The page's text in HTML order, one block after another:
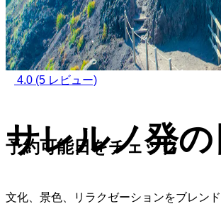
4.0 (5 レビュー)
サレルノ発
文化、景色、リラクゼーションをブレン
予約可能日をチェック